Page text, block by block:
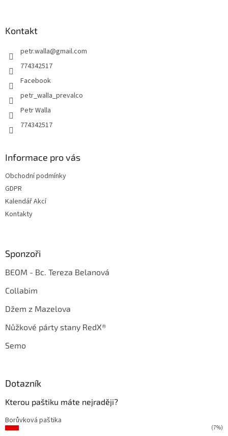
Kontakt
petr.walla@gmail.com
774342517
Facebook
petr_walla_prevalco
Petr Walla
774342517
Informace pro vás
Obchodní podmínky
GDPR
Kalendář Akcí
Kontakty
Sponzoři
BEOM - Bc. Tereza Belanová
Collabim
Džem z Mazelova
Nůžkové párty stany RedX®
Semo
Dotazník
Kterou paštiku máte nejraději?
Borůvková paštika
(7%)